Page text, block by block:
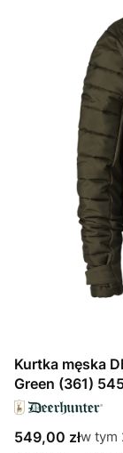
Kurtka męska
Green (361)
Cena brutto
549,00 złw tym
w tym